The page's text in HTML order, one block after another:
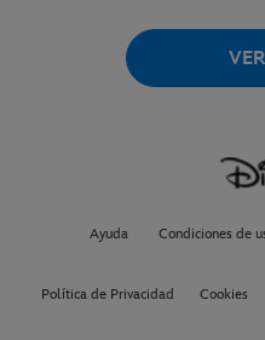
Ayuda Condiciones de
Política de Privacidad Cookies